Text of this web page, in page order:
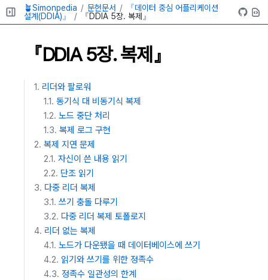
🪴Simonpedia 문헌문서
『데이터 중심 어플리케이션
설계(DDIA)』
『DDIA 5장. 복제』
『DDIA 5장. 복제』
리더와 팔로워
동기식 대 비동기식 복제
노드 중단 처리
복제 로그 구현
복제 지연 문제
자신이 쓴 내용 읽기
단조 읽기
다중 리더 복제
쓰기 충돌 다루기
다중 리더 복제 토폴로지
리더 없는 복제
노드가 다운됐을 때 데이터베이스에 쓰기
읽기와 쓰기를 위한 정족수
정족수 일관성의 한계